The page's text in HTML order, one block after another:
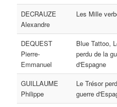
DECRAUZE
Alexandre
Les Mille
DEQUEST
Pierre-
Emmanuel
Blue Tattoo,
perdu de la
d'Espagne
GUILLAUME
Philippe
Le Trésor
guerre